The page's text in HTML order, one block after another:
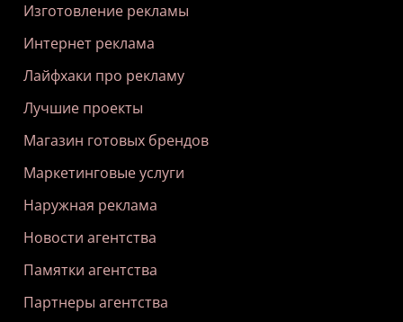
Изготовление рекламы
Интернет реклама
Лайфхаки про рекламу
Лучшие проекты
Магазин готовых брендов
Маркетинговые услуги
Наружная реклама
Новости агентства
Памятки агентства
Партнеры агентства